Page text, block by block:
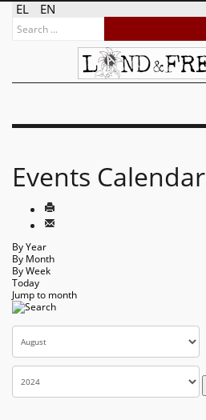
EL EN
Events Calendar
By Year
By Month
By Week
Today
Jump to month